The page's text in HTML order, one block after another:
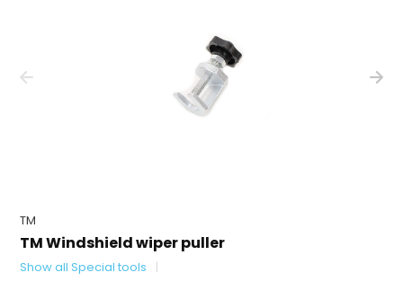
TM
TM Windshield wiper puller
Show all Special tools